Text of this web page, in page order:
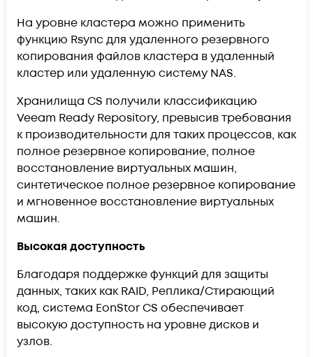
На уровне кластера можно применить
функцию Rsync для удаленного резервного
копирования файлов кластера в удаленный
кластер или удаленную систему NAS.
Хранилища CS получили классификацию
Veeam Ready Repository, превысив требования
к производительности для таких процессов, как
полное резервное копирование, полное
восстановление виртуальных машин,
синтетическое полное резервное копирование
и мгновенное восстановление виртуальных
машин.
Высокая доступность
Благодаря поддержке функций для защиты
данных, таких как RAID, Реплика/Стирающий
код, система EonStor CS обеспечивает
высокую доступность на уровне дисков и
узлов.